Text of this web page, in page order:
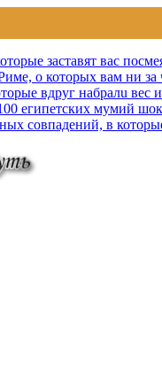
заставят вас
о которых вам ни за
вдруг набралu вес
египетских мумий
совпадений, в